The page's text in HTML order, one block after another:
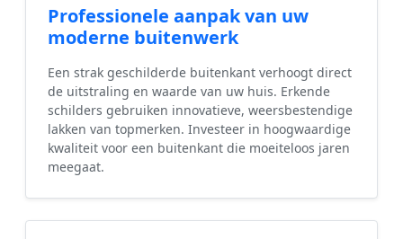
Professionele aanpak van uw
moderne buitenwerk
Een strak geschilderde buitenkant verhoogt direct
de uitstraling en waarde van uw huis. Erkende
schilders gebruiken innovatieve, weersbestendige
lakken van topmerken. Investeer in hoogwaardige
kwaliteit voor een buitenkant die moeiteloos jaren
meegaat.